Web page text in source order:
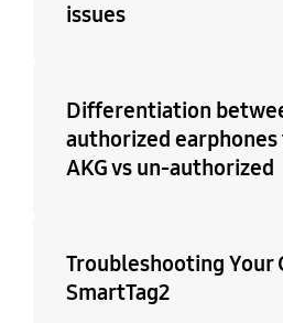
issues
Differentiation
authorized earphones
AKG vs un-authorized
Troubleshooting Your
SmartTag2